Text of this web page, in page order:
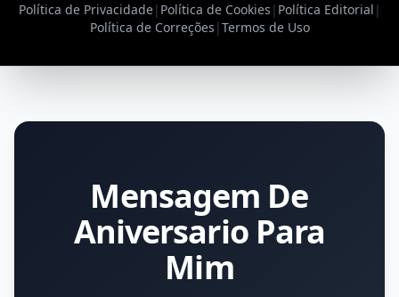
Política de Privacidade| Política de Cookies | Política Editorial |
Política de Correções |Termos de Uso
Mensagem De
Aniversario Para
Mim